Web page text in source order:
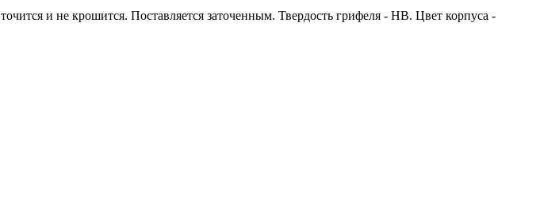
и не крошится. Поставляется заточенным. Твердость грифеля - НB. Цвет корпуса -